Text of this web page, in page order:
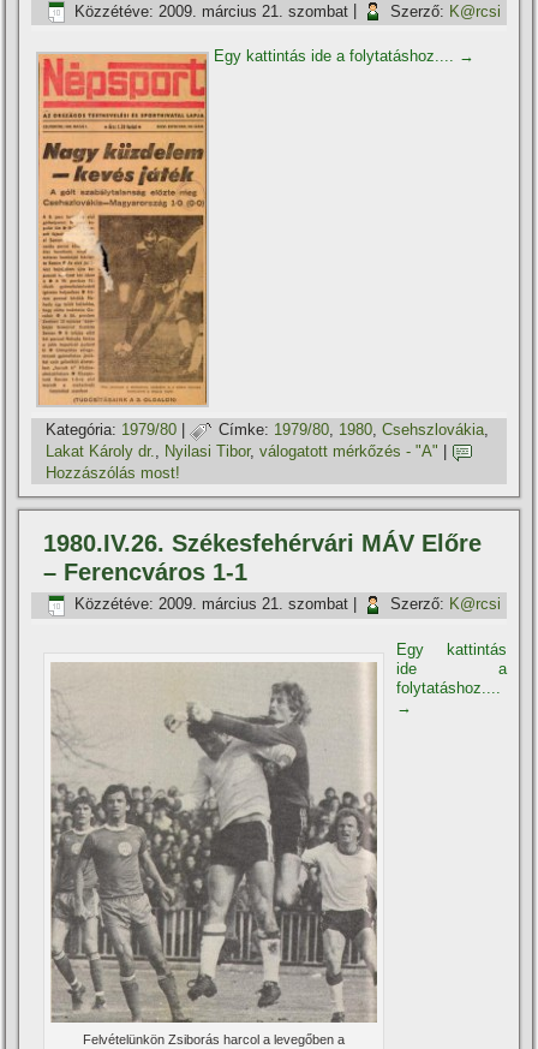
Közzétéve: 2009. március 21. szombat Szerző: K@rcsi
Egy kattintás ide a folytatáshoz.... →
Kategória: 1979/80 | Címke: 1979/80, 1980,Csehszlovákia,
Lakat Károly dr., Nyilasi Tibor,válogatott mérkőzés - "A"
Hozzászólás most!
1980.IV.26. Székesfehérvári MÁV Előre
– Ferencváros 1-1
Közzétéve: 2009. március 21. szombat Szerző: K@rcsi
Felvételünkön Zsiborás harcol a levegőben a
Egy kattintás
ide a
folytatáshoz....
→